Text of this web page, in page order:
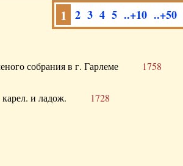
1 2 3 4 5 ..+10 ..+50
собрания в г. Гарлеме 1758
карел. и ладож. 1728